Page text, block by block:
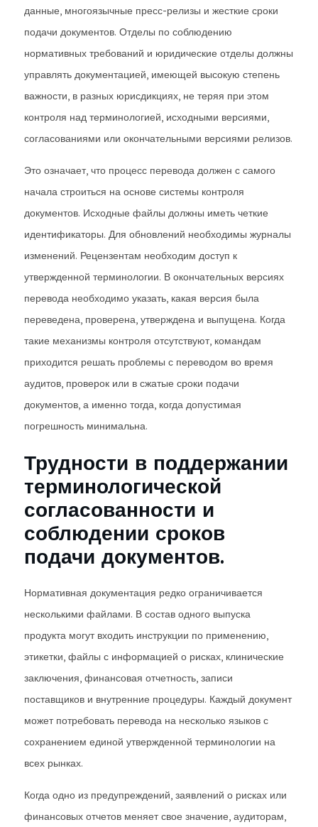
данные, многоязычные пресс-релизы и жесткие сроки
подачи документов. Отделы по соблюдению
нормативных требований и юридические отделы должны
управлять документацией, имеющей высокую степень
важности, в разных юрисдикциях, не теряя при этом
контроля над терминологией, исходными версиями,
согласованиями или окончательными версиями релизов.
Это означает, что процесс перевода должен с самого
начала строиться на основе системы контроля
документов. Исходные файлы должны иметь четкие
идентификаторы. Для обновлений необходимы журналы
изменений. Рецензентам необходим доступ к
утвержденной терминологии. В окончательных версиях
перевода необходимо указать, какая версия была
переведена, проверена, утверждена и выпущена. Когда
такие механизмы контроля отсутствуют, командам
приходится решать проблемы с переводом во время
аудитов, проверок или в сжатые сроки подачи
документов, а именно тогда, когда допустимая
погрешность минимальна.
Трудности в поддержании
терминологической
согласованности и
соблюдении сроков
подачи документов.
Нормативная документация редко ограничивается
несколькими файлами. В состав одного выпуска
продукта могут входить инструкции по применению,
этикетки, файлы с информацией о рисках, клинические
заключения, финансовая отчетность, записи
поставщиков и внутренние процедуры. Каждый документ
может потребовать перевода на несколько языков с
сохранением единой утвержденной терминологии на
всех рынках.
Когда одно из предупреждений, заявлений о рисках или
финансовых отчетов меняет свое значение, аудиторам,